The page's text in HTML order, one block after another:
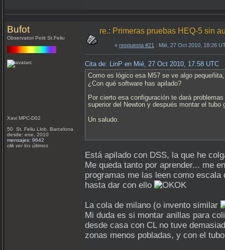
Bufot
Observatori Petit St.Feliu
Xavi MPC-D02
50 St. Feliu Llob. Barcelona
desde: ene, 2010
mensajes: 9642
clik ver los últimos
re.: Primeras pruebas HEQ-5 sin
« respuesta #21 : Mié, 27 Oct 2010, 18:26
Cita de: LinP en Mié, 27 Oct 2010, 17:58 UTC
Como es lógico esa M57 se ve algo
¿Con qué software has apilado?
Por cierto esa configuración te dará
superior del Newton y después montar el
Un saludo.
Está apilado con DSS, la que he
Me queda tanto por aprender... me
programas me las leen como
hasta dar con ello
La cola de milano (o invento similar
Mi duda es si montar anillas para
desde casa con CL no tuve
zonas menos pobladas, y con el